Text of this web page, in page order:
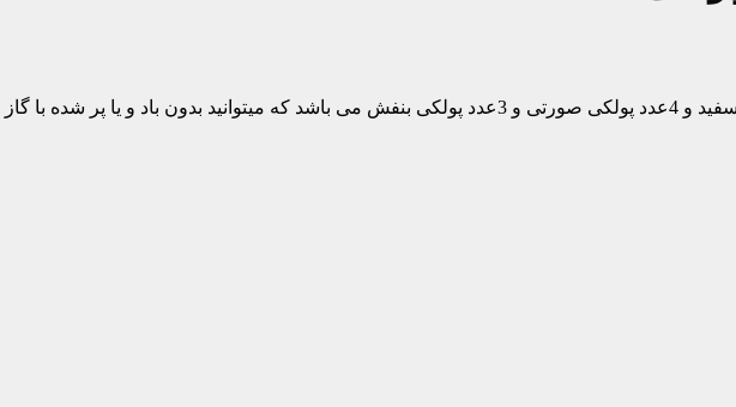
این دسته شامل 7عدد صورتی باربی و 5عدد صورتی پاستیلی و 6عدد سفید و 4عدد پولکی صورتی و 3عدد پولکی بنفش می باشد که میتوانید